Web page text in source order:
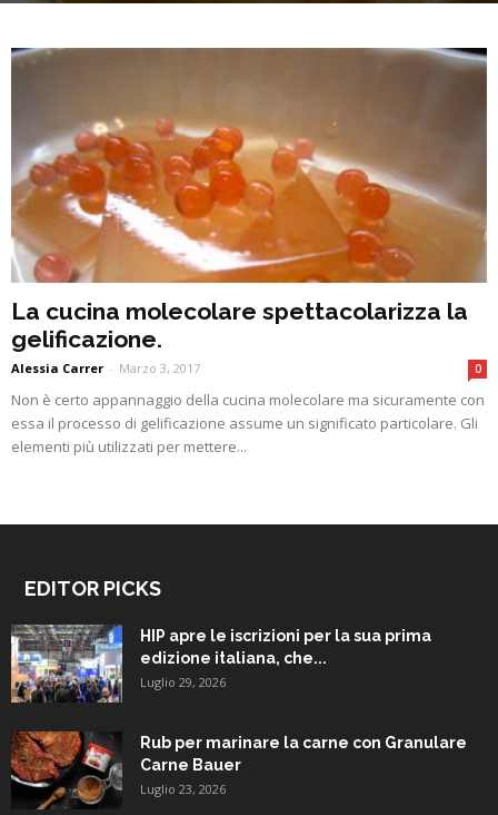
La cucina molecolare spettacolarizza la
gelificazione.
Alessia Carrer - Marzo 3, 2017 0
Non è certo appannaggio della cucina molecolare ma sicuramente con
essa il processo di gelificazione assume un significato particolare. Gli
elementi più utilizzati per mettere...
EDITOR PICKS
HIP apre le iscrizioni per la sua prima
edizione italiana, che...
Luglio 29, 2026
Rub per marinare la carne con Granulare
Carne Bauer
Luglio 23, 2026